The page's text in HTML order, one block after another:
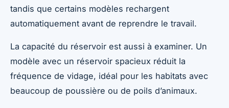
tandis que certains modèles rechargent
automatiquement avant de reprendre le travail.
La capacité du réservoir est aussi à examiner. Un
modèle avec un réservoir spacieux réduit la
fréquence de vidage, idéal pour les habitats avec
beaucoup de poussière ou de poils d’animaux.